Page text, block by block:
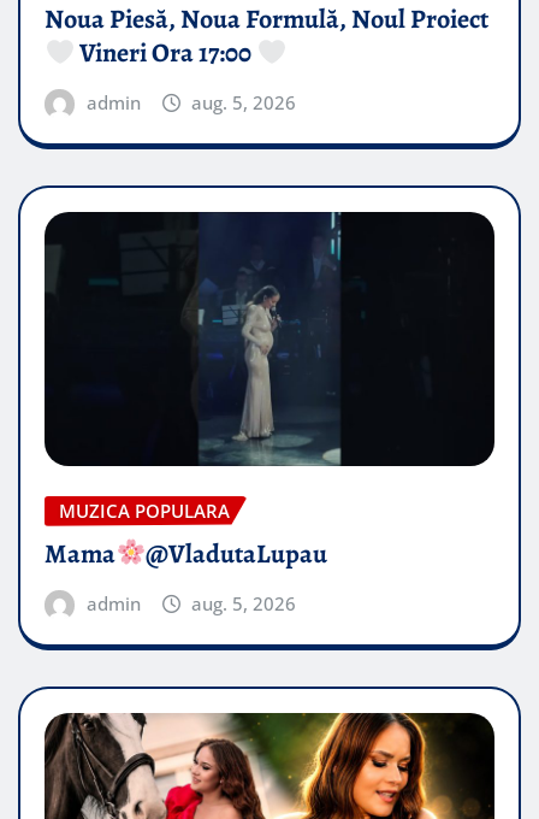
Noua Piesă, Noua Formulă, Noul Proiect
Vineri Ora 17:00
admin aug. 5, 2026
MUZICA POPULARA
Mama @VladutaLupau
admin aug. 5, 2026